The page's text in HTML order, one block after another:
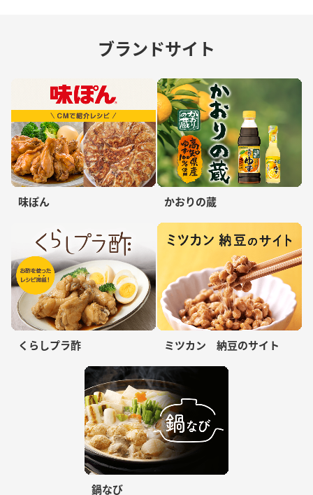
ブランドサイト
味ぽん かおりの蔵
くらしプラ酢 ミツカン 納豆のサイト
鍋なび